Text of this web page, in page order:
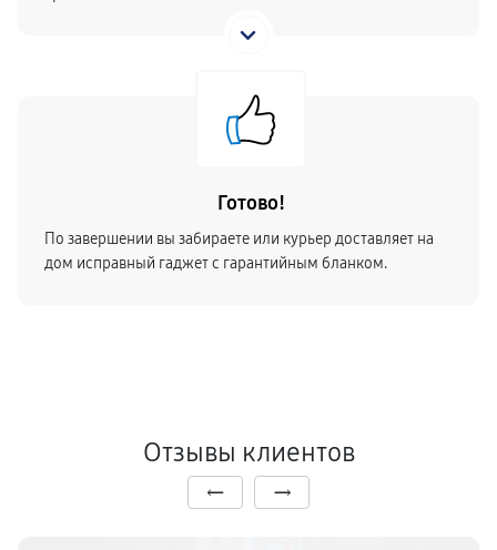
Готово!
По завершении вы забираете или курьер доставляет на
дом исправный гаджет с гарантийным бланком.
Отзывы клиентов